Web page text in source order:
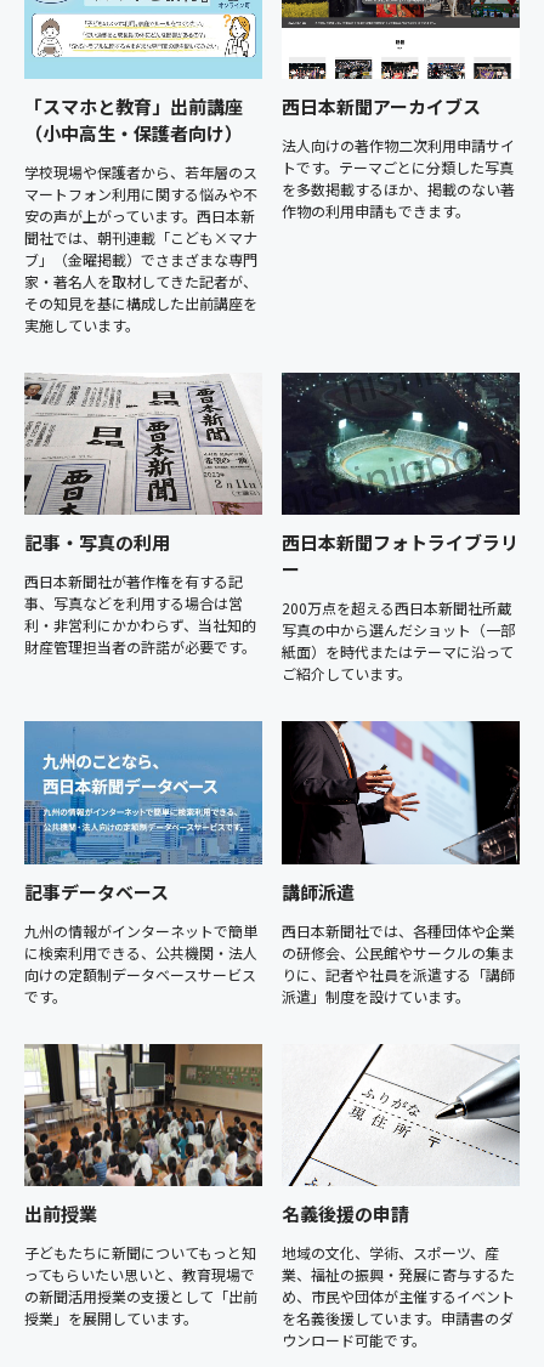
「スマホと教育」出前講座
（小中高生・保護者向け）
学校現場や保護者から、若年層のス
マートフォン利用に関する悩みや不
安の声が上がっています。西日本新
聞社では、朝刊連載「こども×マナ
ブ」（金曜掲載）でさまざまな専門
家・著名人を取材してきた記者が、
その知見を基に構成した出前講座を
実施しています。
西日本新聞アーカイブス
法人向けの著作物二次利用申請サイ
トです。テーマごとに分類した写真
を多数掲載するほか、掲載のない著
作物の利用申請もできます。
記事・写真の利用
西日本新聞社が著作権を有する記
事、写真などを利用する場合は営
利・非営利にかかわらず、当社知的
財産管理担当者の許諾が必要です。
西日本新聞フォトライブラリ
ー
200万点を超える西日本新聞社所蔵
写真の中から選んだショット（一部
紙面）を時代またはテーマに沿って
ご紹介しています。
記事データベース
九州の情報がインターネットで簡単
に検索利用できる、公共機関・法人
向けの定額制データベースサービス
です。
講師派遣
西日本新聞社では、各種団体や企業
の研修会、公民館やサークルの集ま
りに、記者や社員を派遣する「講師
派遣」制度を設けています。
出前授業
子どもたちに新聞についてもっと知
ってもらいたい思いと、教育現場で
の新聞活用授業の支援として「出前
授業」を展開しています。
名義後援の申請
地域の文化、学術、スポーツ、産
業、福祉の振興・発展に寄与するた
め、市民や団体が主催するイベント
を名義後援しています。申請書のダ
ウンロード可能です。